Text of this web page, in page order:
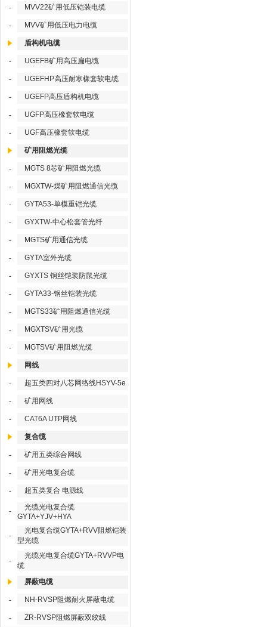
- MVV22矿用低压铠装电缆
- MVV矿用低压电力电缆
盾构机电缆
- UGEFB矿用高压扁电缆
- UGEFHP高压耐寒橡套软电缆
- UGEFP高压盾构机电缆
- UGFP高压橡套软电缆
- UGF高压橡套软电缆
矿用阻燃光缆
- MGTS 8芯矿用阻燃光缆
- MGXTW-煤矿用阻燃通信光缆
- GYTA53-单模重铠光缆
- GYXTW-中心松套管光纤
- MGTS矿用通信光缆
- GYTA室外光缆
- GYXTS 钢丝铠装防鼠光缆
- GYTA33-钢丝铠装光缆
- MGTS33矿用阻燃通信光缆
- MGXTSV矿用光缆
- MGTSV矿用阻燃光缆
网线
- 超五类四对八芯网络线HSYV-5e
- 矿用网线
- CAT6A UTP网线
复合缆
- 矿用五类综合网线
- 矿用光电复合缆
- 超五类复合 电源线
-
光缆光电复合缆
GYTA+YJV+HYA
-
光电复合缆GYTA+RVV阻燃铠装
型光缆
-
光缆光电复合缆GYTA+RVVP电
缆
屏蔽电缆
- NH-RVSP阻燃耐火屏蔽电缆
- ZR-RVSP阻燃屏蔽双绞线